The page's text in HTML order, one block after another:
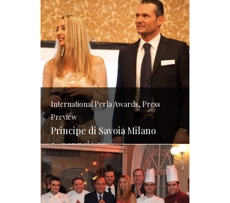
International Perla Awards, Press
Preview
Principe di Savoia Milano
21 gennaio 2014